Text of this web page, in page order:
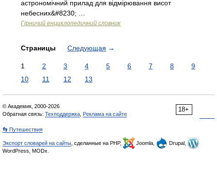
астрономічний прилад для відмірювання висот
небесних&#8230; …
Гірничий енциклопедичний словник
Страницы Следующая →
1 2 3 4 5 6 7 8
9
10
11 12 13
18+
© Академик, 2000-2026
Обратная связь: Техподдержка Реклама на сайте
👣 Путешествия
Экспорт словарей на сайты , сделанные на PHP, Joomla,
Drupal,
WordPress, MODx.